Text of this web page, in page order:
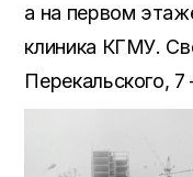
а на первом
клиника КГМУ.
Перекальского,